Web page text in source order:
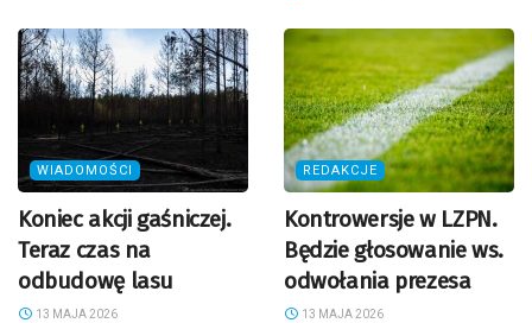
WIADOMOŚCI
Koniec akcji gaśniczej.
Teraz czas na
odbudowę lasu
13 MAJA 2026
REDAKCJE
Kontrowersje w LZPN.
Będzie głosowanie ws.
odwołania prezesa
13 MAJA 2026